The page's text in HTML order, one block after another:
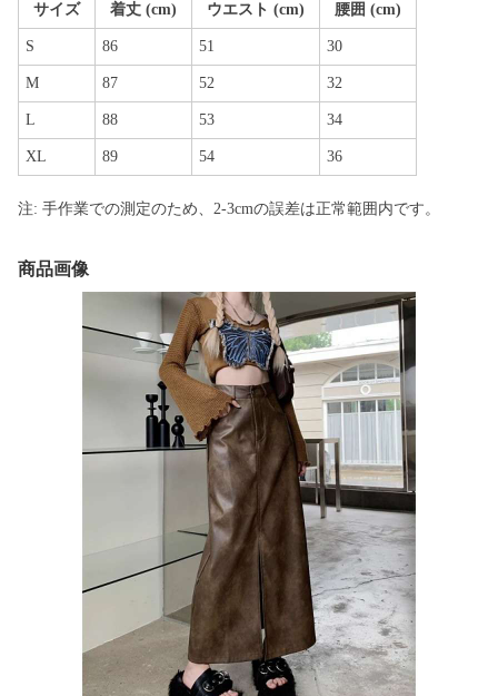
サイズ 着丈 (cm) ウエスト (cm) 腰囲 (cm)
S 86 51 30
M 87 52 32
L 88 53 34
XL 89 54 36
注: 手作業での測定のため、2-3cmの誤差は正常範囲内です。
商品画像